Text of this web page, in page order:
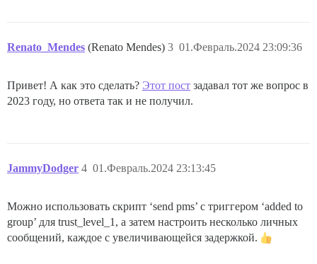
Renato_Mendes (Renato Mendes) 01.Февраль.2024 23:09:36
3
Привет! А как это сделать? Этот пост задавал тот же вопрос в
2023 году, но ответа так и не получил.
JammyDodger 01.Февраль.2024 23:13:45
4
Можно использовать скрипт ‘send pms’ с триггером ‘added to
group’ для trust_level_1, а затем настроить несколько личных
сообщений, каждое с увеличивающейся задержкой.